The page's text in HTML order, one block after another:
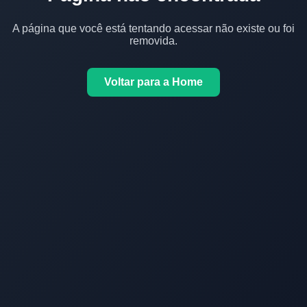
A página que você está tentando acessar não existe ou foi
removida.
Voltar para a Home